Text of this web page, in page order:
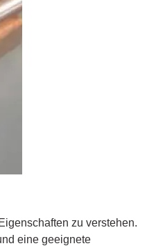
zu verstehen.
eine geeignete